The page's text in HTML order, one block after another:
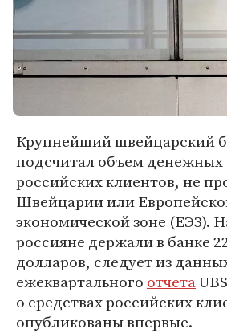
Крупнейший швейцарский
подсчитал объем денежных
российских клиентов, не
Швейцарии или
экономической зоне (ЕЭЗ).
россияне держали в банке
долларов, следует из
ежеквартального отчета
о средствах российских
опубликованы впервые.